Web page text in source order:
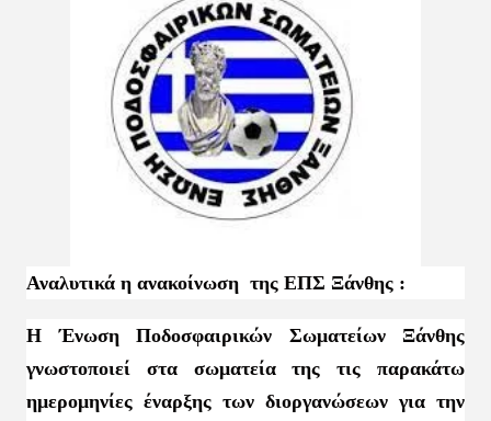
Αναλυτικά η ανακοίνωση της ΕΠΣ Ξάνθης :
Η Ένωση Ποδοσφαιρικών Σωματείων Ξάνθης
γνωστοποιεί στα σωματεία της τις παρακάτω
ημερομηνίες έναρξης των διοργανώσεων για την